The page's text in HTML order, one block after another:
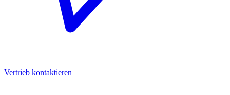
Vertrieb kontaktieren